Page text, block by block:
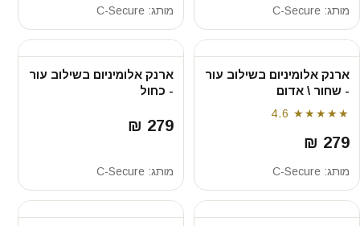
מותג: C-Secure מותג: C-Secure
ארנק אלומיניום בשילוב עור
- שחור \ אדום
★★★★★
4.6
279 ₪
מותג: C-Secure
ארנק אלומיניום בשילוב עור
- כחול
279 ₪
מותג: C-Secure